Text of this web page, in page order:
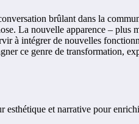
brûlant dans la
La nouvelle apparence –
à intégrer de nouvelles
ce genre de transformation,
esthétique et narrative pour